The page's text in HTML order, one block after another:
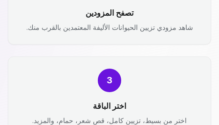
تصفح المزودين
شاهد مزودي تزيين الحيوانات الأليفة المعتمدين بالقرب منك.
3
اختر الباقة
اختر من بسيط، تزيين كامل، قص شعر، حمام، والمزيد.